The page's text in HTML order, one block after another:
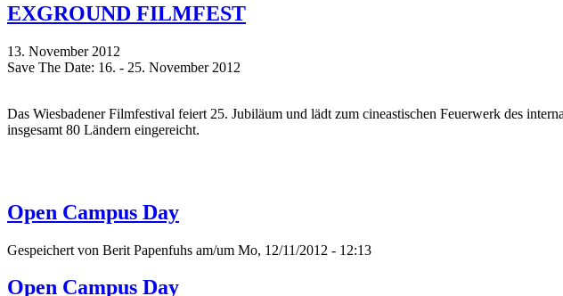
EXGROUND FILMFEST
13. November 2012
Save The Date: 16. - 25. November 2012
Das Wiesbadener Filmfestival feiert 25. Jubiläum und lädt zum cineastischen Feuerwerk des
insgesamt 80 Ländern eingereicht.
Open Campus Day
Gespeichert von Berit Papenfuhs am/um Mo, 12/11/2012 - 12:13
Open Campus Day